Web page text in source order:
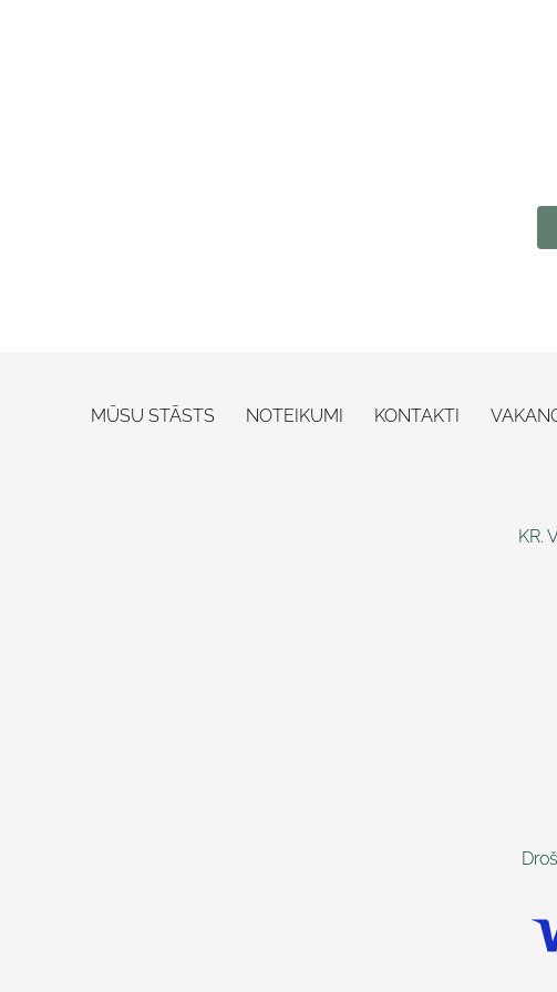
MŪSU STĀSTS NOTEIKUMI KONTAKTI
KR.